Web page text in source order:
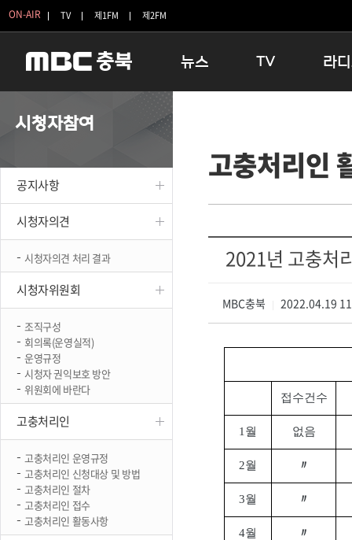
ON-AIR TV 제1FM 제2FM
뉴스
보은
TV
인생내컷
테마기행 길
시청자 FLEX
특집프로그램
종영프로그램
라
16:00 완
우리 고
시청자참여
공지사항
시청자의견
시청자의견 처리 결과
시청자위원회
조직구성
회의록(운영실적)
운영규정
시청자 권익보호 방안
위원회에 바란다
고충처리인
고충처리인 운영규정
고충처리인 신청대상 및 방법
고충처리인 절차
고충처리인 접수
고충처리인 활동사항
고충처리인
2021년 고충처
MBC충북 2022.04.19
접수건수
1월 없음
2월 〃
3월 〃
4월 〃